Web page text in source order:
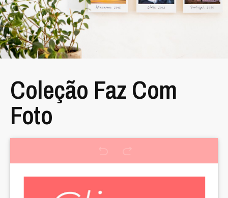
Coleção Faz Com
Foto